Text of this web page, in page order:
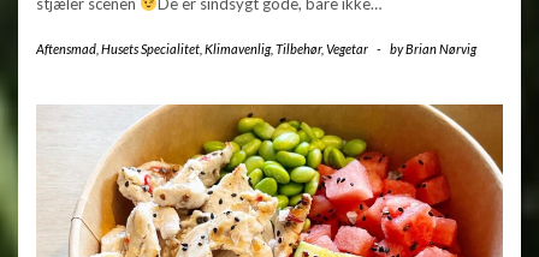
Aftensmad Husets Specialitet Klimavenlig, Tilbehør, Vegetar - byBrian Nørvig